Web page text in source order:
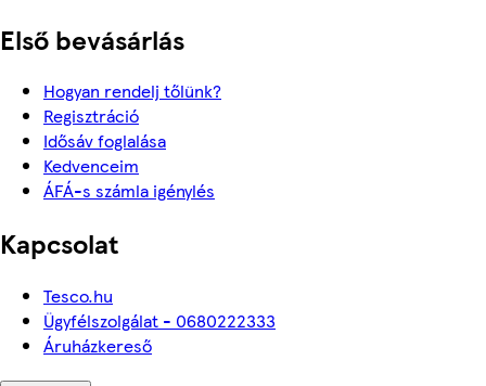
Első bevásárlás
Hogyan rendelj tőlünk?
Regisztráció
Idősáv foglalása
Kedvenceim
ÁFÁ-s számla igénylés
Kapcsolat
Tesco.hu
Ügyfélszolgálat - 0680222333
Áruházkereső